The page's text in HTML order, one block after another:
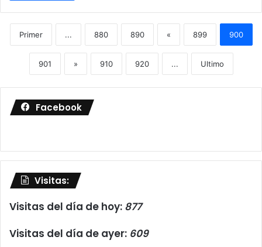
Primer ... 880 890 « 899 900
901 » 910 920 ... Ultimo
Facebook
Visitas:
Visitas del día de hoy: 877
Visitas del día de ayer: 609